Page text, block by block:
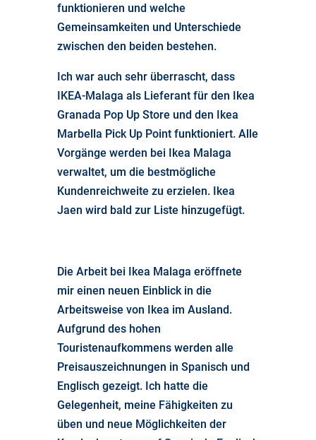
funktionieren und welche
Gemeinsamkeiten und Unterschiede
zwischen den beiden bestehen.
Ich war auch sehr überrascht, dass
IKEA-Malaga als Lieferant für den Ikea
Granada Pop Up Store und den Ikea
Marbella Pick Up Point funktioniert. Alle
Vorgänge werden bei Ikea Malaga
verwaltet, um die bestmögliche
Kundenreichweite zu erzielen. Ikea
Jaen wird bald zur Liste hinzugefügt.
Die Arbeit bei Ikea Malaga eröffnete
mir einen neuen Einblick in die
Arbeitsweise von Ikea im Ausland.
Aufgrund des hohen
Touristenaufkommens werden alle
Preisauszeichnungen in Spanisch und
Englisch gezeigt. Ich hatte die
Gelegenheit, meine Fähigkeiten zu
üben und neue Möglichkeiten der